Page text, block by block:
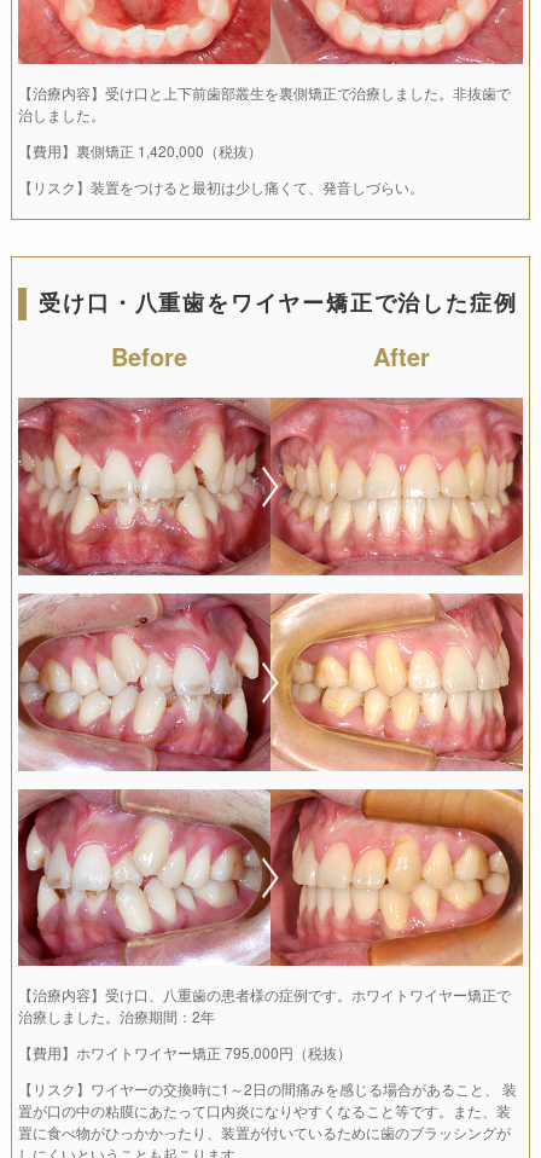
【治療内容】受け口と上下前歯部叢生を裏側矯正で治療しました。非抜歯で
治しました。
【費用】裏側矯正 1,420,000（税抜）
【リスク】装置をつけると最初は少し痛くて、発音しづらい。
受け口・八重歯をワイヤー矯正で治した症例
Before After
【治療内容】受け口、八重歯の患者様の症例です。ホワイトワイヤー矯正で
治療しました。治療期間：2年
【費用】ホワイトワイヤー矯正 795,000円（税抜）
【リスク】ワイヤーの交換時に1～2日の間痛みを感じる場合があること、 装
置が口の中の粘膜にあたって口内炎になりやすくなること等です。また、装
置に食べ物がひっかかったり、装置が付いているために歯のブラッシングが